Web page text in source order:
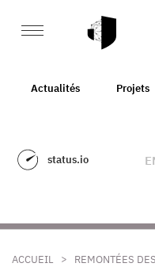
Actualités Projets
status.io
ACCUEIL > REMONTÉES